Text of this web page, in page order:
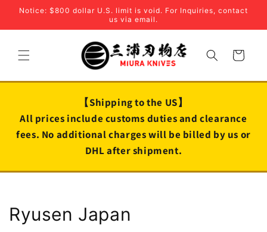
Skip to
Notice: $800 dollar U.S. limit is void. For Inquiries, contact
us via email.
Cart
【Shipping to the US】
All prices include customs duties and clearance
fees. No additional charges will be billed by us or
DHL after shipment.
Ryusen Japan